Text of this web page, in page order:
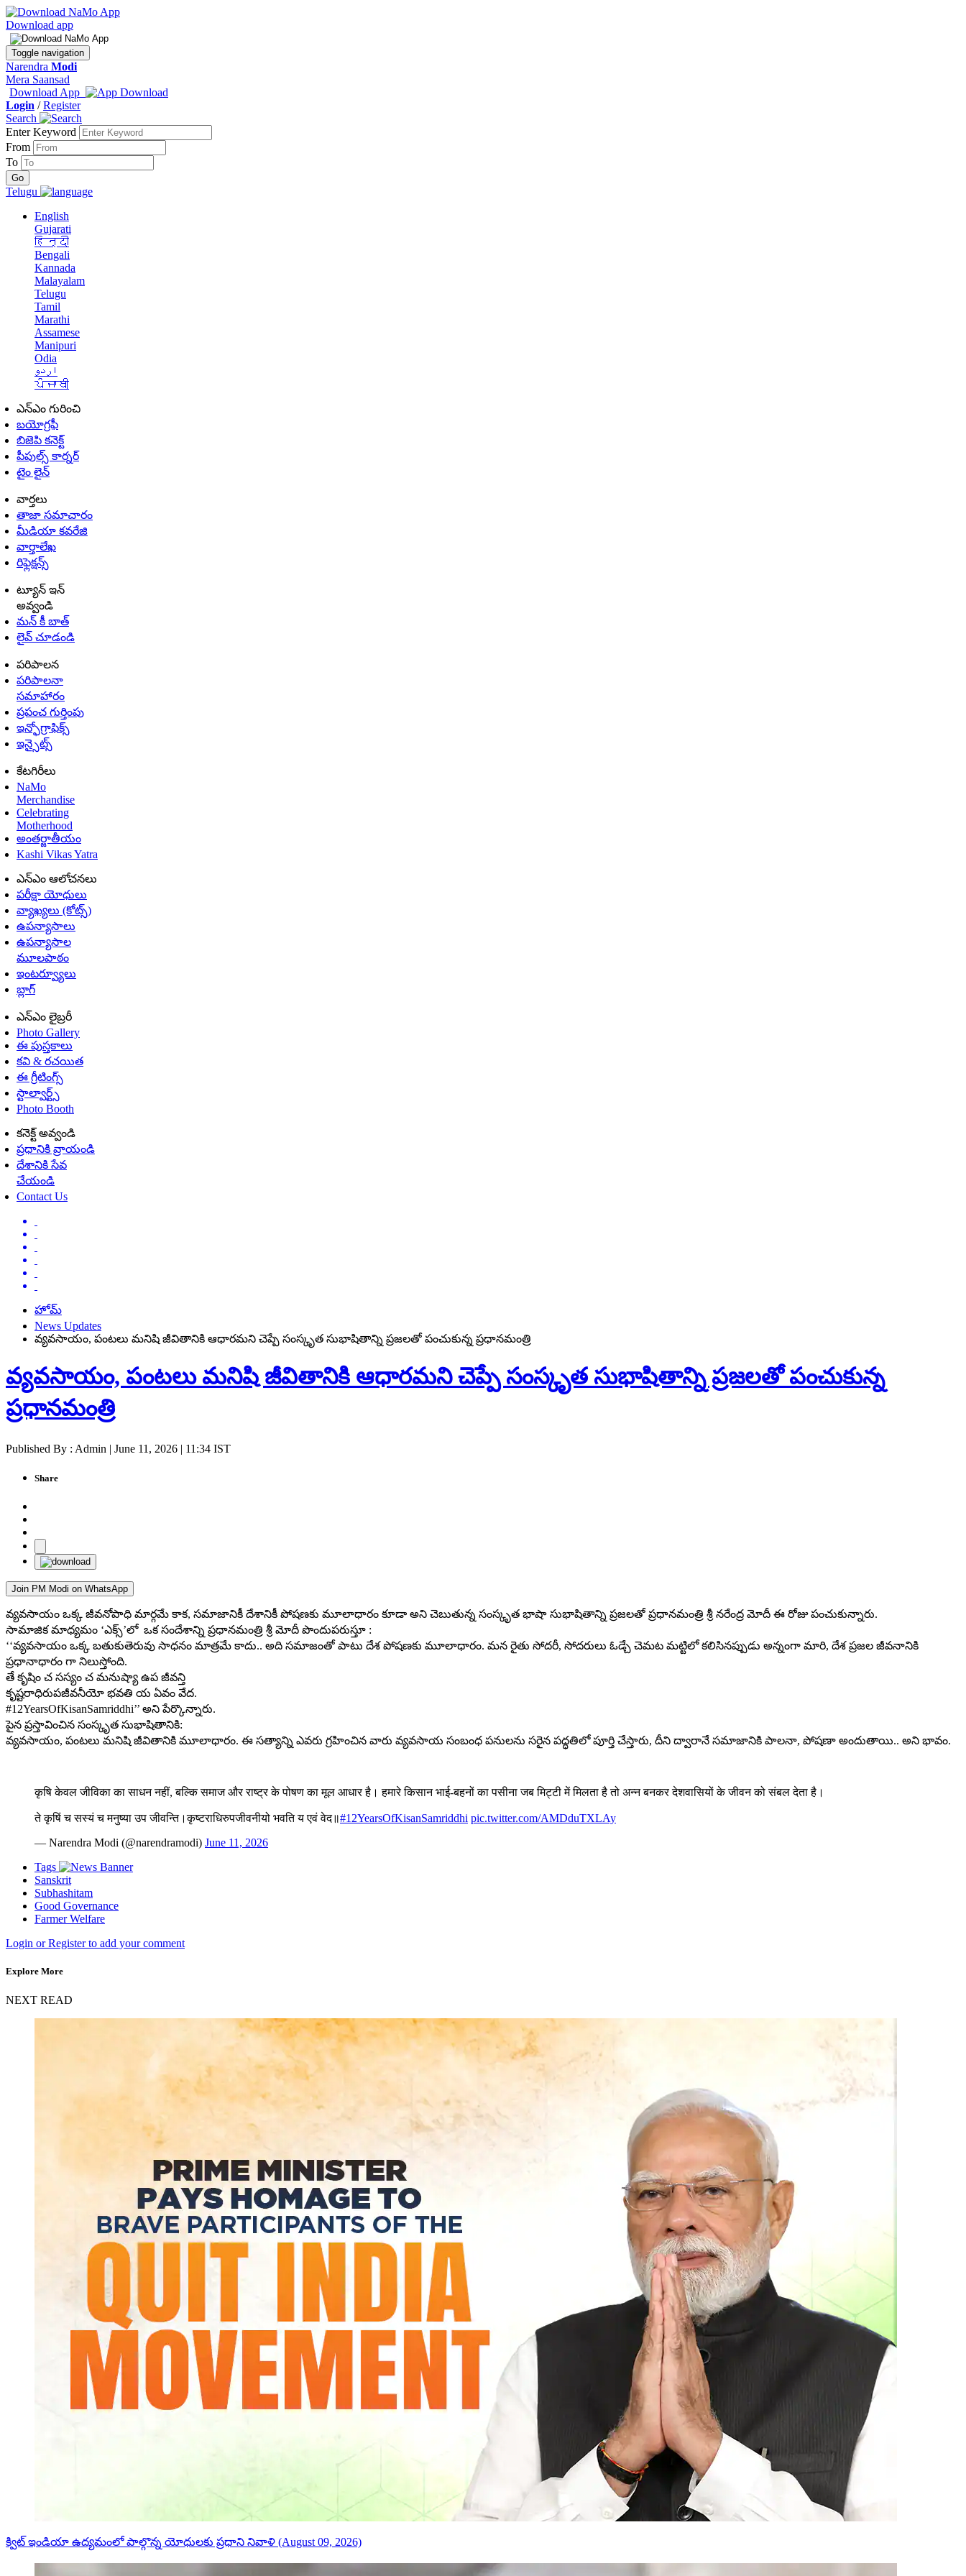
Download app
Toggle navigation
Narendra Modi
Mera Saansad
Download App
Login /Register
Search
Enter Keyword
From
To
Telugu
English
Gujarati
हिन्दी
Bengali
Kannada
Malayalam
Telugu
Tamil
Marathi
Assamese
Manipuri
Odia
اردو
ਪੰਜਾਬੀ
ఎన్ఎం గురించి
బయోగ్రఫీ
బిజెపి కనెక్ట్
పీపుల్స్ కార్నర్
టైం లైన్
వార్తలు
తాజా సమాచారం
మీడియా కవరేజి
వార్తాలేఖ
రిఫ్లెక్షన్స్
ట్యూన్ ఇన్
అవ్వండి
మన్ కీ బాత్
లైవ్ చూడండి
పరిపాలన
పరిపాలనా
సమాహారం
ప్రపంచ గుర్తింపు
ఇన్ఫోగ్రాఫిక్స్
ఇన్సైట్స్
కేటగిరీలు
NaMo
Merchandise
Celebrating
Motherhood
అంతర్జాతీయం
Kashi Vikas Yatra
ఎన్ఎం ఆలోచనలు
పరీక్షా యోధులు
వ్యాఖ్యలు (కోట్స్)
ఉపన్యాసాలు
ఉపన్యాసాల
మూలపాఠం
ఇంటర్వ్యూలు
బ్లాగ్
ఎన్ఎం లైబ్రరీ
Photo Gallery
ఈ పుస్తకాలు
కవి & రచయిత
ఈ గ్రీటింగ్స్
స్టాల్వార్ట్స్
Photo Booth
కనెక్ట్ అవ్వండి
ప్రధానికి వ్రాయండి
దేశానికి సేవ
చేయండి
Contact Us
హోమ్
News Updates
వ్యవసాయం, పంటలు మనిషి జీవితానికి ఆధారమని చెప్పే సంస్కృత సుభాషితాన్ని ప్రజలతో పంచుకున్న ప్రధానమంత్రి
వ్యవసాయం, పంటలు మనిషి జీవితానికి ఆధారమని చెప్పే సంస్కృత సుభాషితాన్ని ప్రజలతో పంచుకున్న
ప్రధానమంత్రి
Published By : Admin | June 11, 2026 | 11:34 IST
Share
Join PM Modi on WhatsApp
వ్యవసాయం ఒక్క జీవనోపాధి మార్గమే కాక, సమాజానికీ దేశానికీ పోషణకు మూలాధారం కూడా అని చెబుతున్న సంస్కృత భాషా సుభాషితాన్ని ప్రజలతో ప్రధానమంత్రి శ్రీ నరేంద్ర మోదీ ఈ రోజు పంచుకున్నారు.
సామాజిక మాధ్యమం ‘ఎక్స్’లో ఒక సందేశాన్ని ప్రధానమంత్రి శ్రీ మోదీ పొందుపరుస్తూ :
‘‘వ్యవసాయం ఒక్క బతుకుతెరువు సాధనం మాత్రమే కాదు.. అది సమాజంతో పాటు దేశ పోషణకు మూలాధారం. మన రైతు సోదరీ, సోదరులు ఓడ్చే చెమట మట్టిలో కలిసినప్పుడు అన్నంగా మారి, దేశ ప్రజల జీవనానికి
ప్రధానాధారం గా నిలుస్తోంది.
తే కృషిం చ సస్యం చ మనుష్యా ఉప జీవన్తి
కృష్టరాధిరుపజీవనీయో భవతి య ఏవం వేద.
#12YearsOfKisanSamriddhi’’ అని పేర్కొన్నారు.
పైన ప్రస్తావించిన సంస్కృత సుభాషితానికి:
వ్యవసాయం, పంటలు మనిషి జీవితానికి మూలాధారం. ఈ సత్యాన్ని ఎవరు గ్రహించిన వారు వ్యవసాయ సంబంధ పనులను సరైన పద్ధతిలో పూర్తి చేస్తారు, దీని ద్వారానే సమాజానికి పాలనా, పోషణా అందుతాయి.. అని భావం.
कृषि केवल जीविका का साधन नहीं, बल्कि समाज और राष्ट्र के पोषण का मूल आधार है। हमारे किसान भाई-बहनों का पसीना जब मिट्टी में मिलता है तो अन्न बनकर देशवासियों के जीवन को संबल देता है।
ते कृषिं च सस्यं च मनुष्या उप जीवन्ति।कृष्टराधिरुपजीवनीयो भवति य एवं वेद॥#12YearsOfKisanSamriddhi pic.twitter.com/AMDduTXLAy
— Narendra Modi (@narendramodi) June 11, 2026
Tags
Sanskrit
Subhashitam
Good Governance
Farmer Welfare
Login or Register to add your comment
Explore More
NEXT READ
క్విట్ ఇండియా ఉద్యమంలో పాల్గొన్న యోధులకు ప్రధాని నివాళి (August 09, 2026)